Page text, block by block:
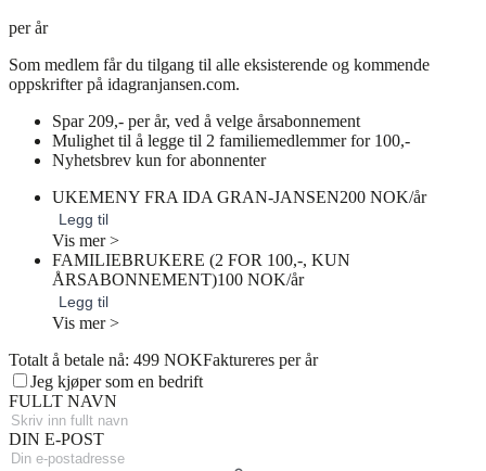
per år
Som medlem får du tilgang til alle eksisterende og kommende
oppskrifter på idagranjansen.com.
Spar 209,- per år, ved å velge årsabonnement
Mulighet til å legge til 2 familiemedlemmer for 100,-
Nyhetsbrev kun for abonnenter
UKEMENY FRA IDA GRAN-JANSEN200 NOK/år
Legg til
Vis mer >
FAMILIEBRUKERE (2 FOR 100,-, KUN
ÅRSABONNEMENT)100 NOK/år
Legg til
Vis mer >
Totalt å betale nå: 499 NOKFaktureres per år
Jeg kjøper som en bedrift
FULLT NAVN
DIN E-POST